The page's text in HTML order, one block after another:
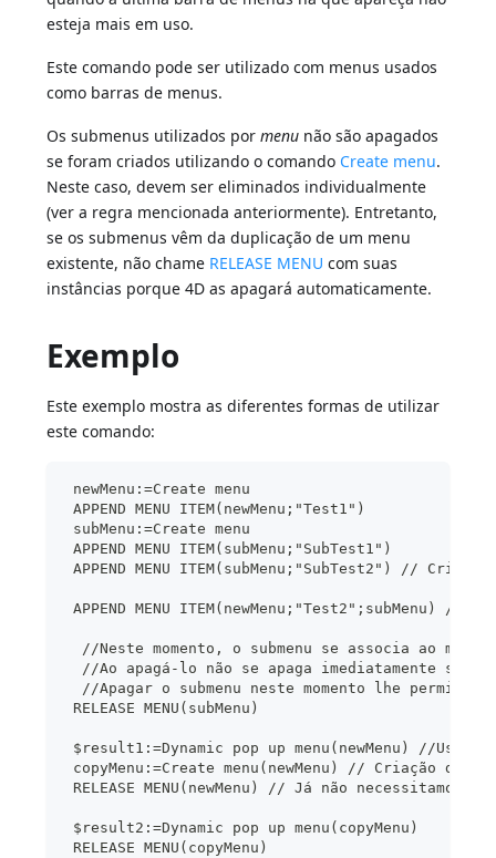
esteja mais em uso.
Este comando pode ser utilizado com menus usados
como barras de menus.
Os submenus utilizados pormenu não são apagados
se foram criados utilizando o comando Create menu.
Neste caso, devem ser eliminados individualmente
(ver a regra mencionada anteriormente). Entretanto,
se os submenus vêm da duplicação de um menu
existente, não chame RELEASE MENU com suas
instâncias porque 4D as apagará automaticamente.
Exemplo
Este exemplo mostra as diferentes formas de utilizar
este comando:
newMenu:=Create menu
APPEND MENU ITEM(newMenu;"Test1")
subMenu:=Create menu
APPEND MENU ITEM(subMenu;"SubTest1")
APPEND MENU ITEM(subMenu;"SubTest2") //
APPEND MENU ITEM(newMenu;"Test2";subMenu) //
//Neste momento, o submenu se associa ao
//Ao apagá-lo não se apaga imediatamente se
//Apagar o submenu neste momento lhe permite
RELEASE MENU(subMenu)
$result1:=Dynamic pop up menu(newMenu) //Uso de
copyMenu:=Create menu(newMenu) // Criação de
RELEASE MENU(newMenu) // Já não necessitamos a
$result2:=Dynamic pop up menu(copyMenu)
RELEASE MENU(copyMenu)